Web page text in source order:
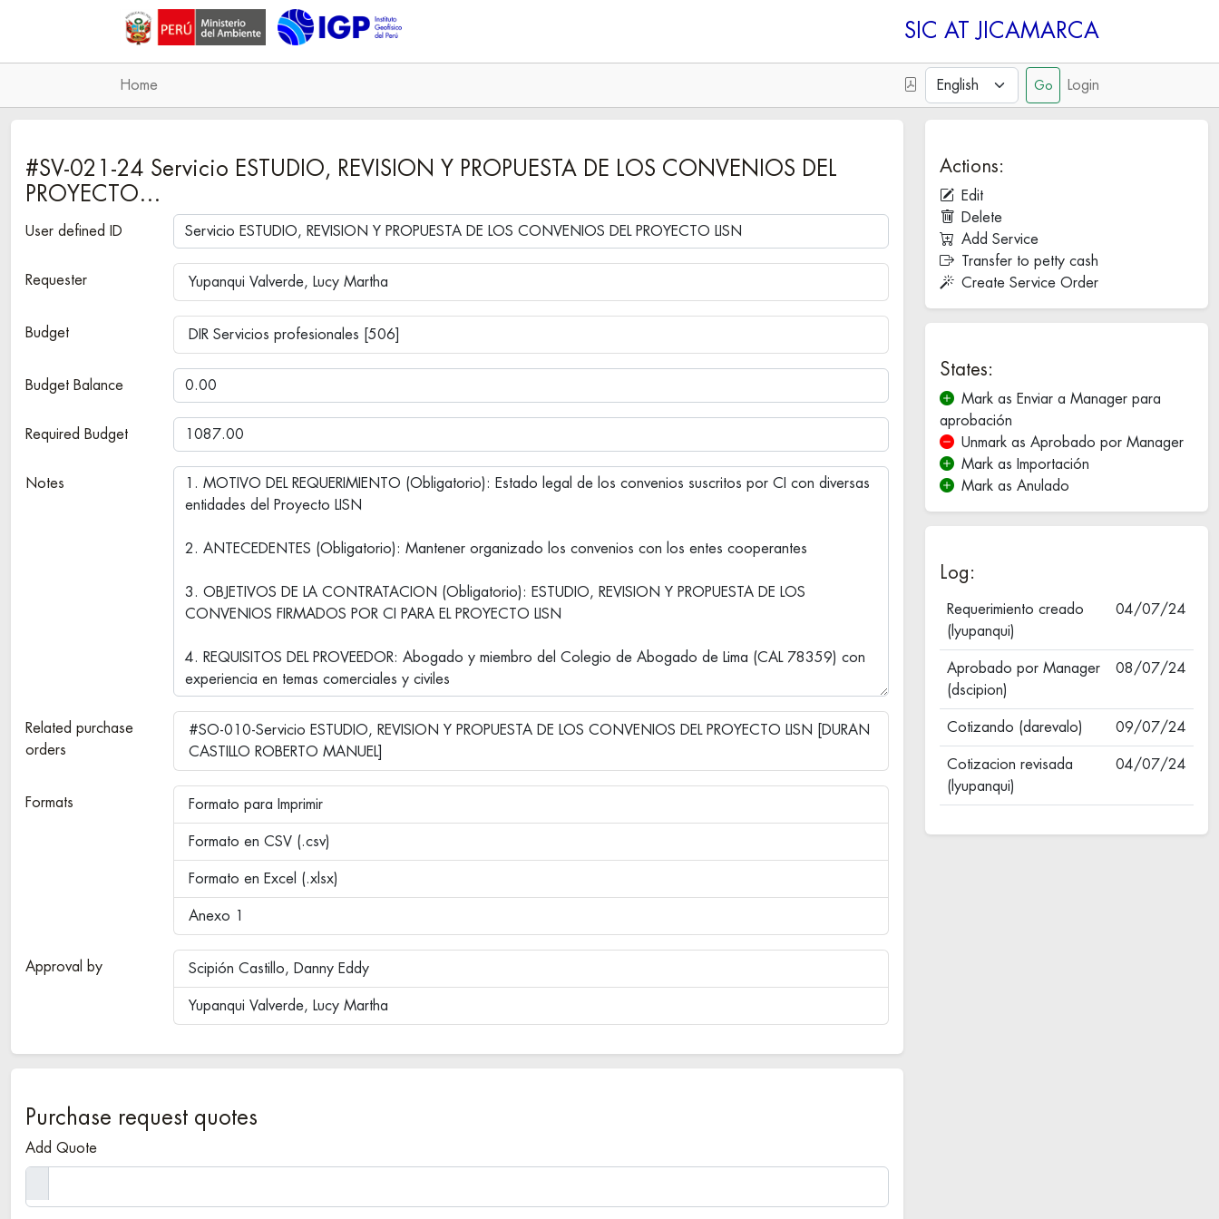
SIC
Home Login
#SV-021-24 Servicio ESTUDIO, REVISION Y PROPUESTA DE LOS CONVENIOS DEL
PROYECTO…
User defined ID
Requester Yupanqui Valverde, Lucy Martha
Budget DIR Servicios profesionales [506]
Budget Balance
Required Budget
Notes
Related purchase
orders
#SO-010-Servicio ESTUDIO, REVISION Y PROPUESTA DE LOS CONVENIOS DEL PROYECTO LISN [DURAN
CASTILLO ROBERTO MANUEL]
Formats Formato para Imprimir
Formato en CSV (.csv)
Formato en Excel (.xlsx)
Anexo 1
Approval by Scipión Castillo, Danny Eddy
Yupanqui Valverde, Lucy Martha
Purchase request quotes
Add Quote
Actions:
Edit
Delete
Add Service
Transfer to petty cash
Create Service Order
States:
Mark as Enviar a Manager para
aprobación
Unmark as Aprobado por Manager
Mark as Importación
Mark as Anulado
Log:
Requerimiento creado
(lyupanqui)
04/07/24
Aprobado por Manager
(dscipion)
08/07/24
Cotizando (darevalo) 09/07/24
Cotizacion revisada
(lyupanqui)
04/07/24